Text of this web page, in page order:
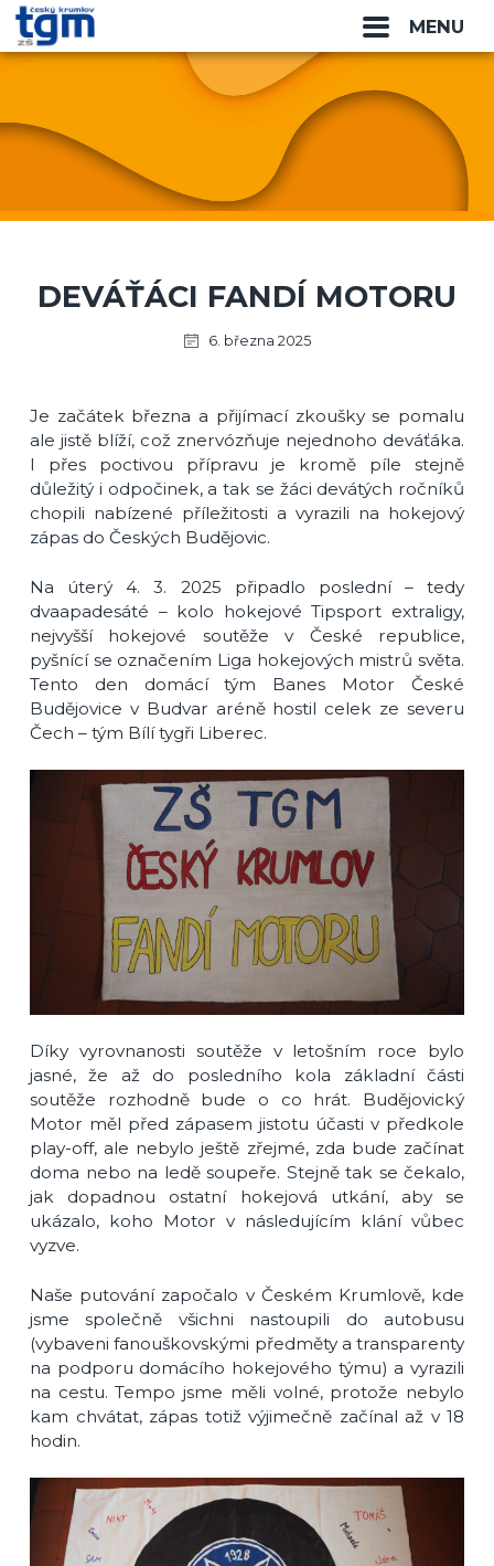
MENU
DEVÁŤÁCI FANDÍ MOTORU
6. března 2025
Je začátek března a přijímací zkoušky se pomalu
ale jistě blíží, což znervózňuje nejednoho deváťáka.
I přes poctivou přípravu je kromě píle stejně
důležitý i odpočinek, a tak se žáci devátých ročníků
chopili nabízené příležitosti a vyrazili na hokejový
zápas do Českých Budějovic.
Na úterý 4. 3. 2025 připadlo poslední – tedy
dvaapadesáté – kolo hokejové Tipsport extraligy,
nejvyšší hokejové soutěže v České republice,
pyšnící se označením Liga hokejových mistrů světa.
Tento den domácí tým Banes Motor České
Budějovice v Budvar aréně hostil celek ze severu
Čech – tým Bílí tygři Liberec.
Díky vyrovnanosti soutěže v letošním roce bylo
jasné, že až do posledního kola základní části
soutěže rozhodně bude o co hrát. Budějovický
Motor měl před zápasem jistotu účasti v předkole
play-off, ale nebylo ještě zřejmé, zda bude začínat
doma nebo na ledě soupeře. Stejně tak se čekalo,
jak dopadnou ostatní hokejová utkání, aby se
ukázalo, koho Motor v následujícím klání vůbec
vyzve.
Naše putování započalo v Českém Krumlově, kde
jsme společně všichni nastoupili do autobusu
(vybaveni fanouškovskými předměty a transparenty
na podporu domácího hokejového týmu) a vyrazili
na cestu. Tempo jsme měli volné, protože nebylo
kam chvátat, zápas totiž výjimečně začínal až v 18
hodin.